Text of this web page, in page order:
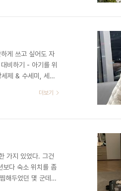
각보다 맛있어..
게 쓰고 싶어도 자
비하기 - 아기를 위
제 & 수세미, 세척
콧물흡입기 영양제
더보기
가지 있었다. 그건
보다 숙소 위치를 좀
해두었던 몇 군데가